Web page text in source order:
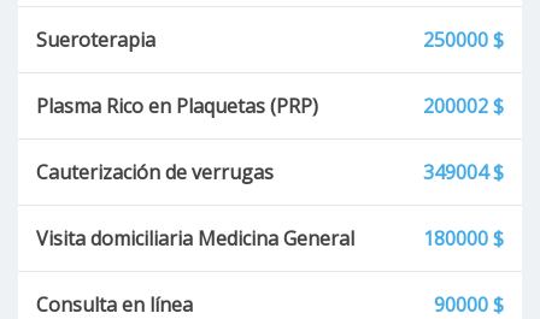
Sueroterapia 250000 $
Plasma Rico en Plaquetas (PRP) 200002 $
Cauterización de verrugas 349004 $
Visita domiciliaria Medicina General 180000 $
Consulta en línea 90000 $